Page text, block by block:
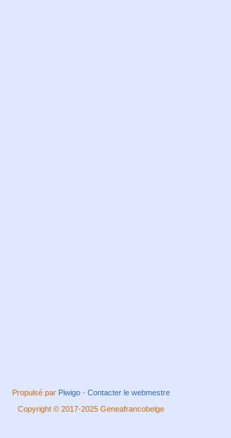
Propulsé par Piwigo - Contacter le webmestre
Copyright © 2017-2025 Geneafrancobelge